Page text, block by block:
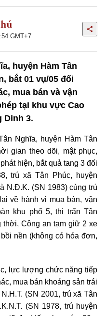
GMT+7
huyện Hàm Tân
bắt 01 vụ/05 đối
mua bán và vận
tại khu vực Cao
Dinh 3.
Nghĩa, huyện Hàm Tân
gian theo dõi, mật phục,
hiện, bắt quả tang 3 đối
trú xã Tân Phúc, huyện
N.Đ.K. (SN 1983) cùng trú
về hành vi mua bán, vận
khu phố 5, thị trấn Tân
thời, Công an tạm giữ 2 xe
nền (không có hóa đơn,
lực lượng chức năng tiếp
mua bán khoáng sản trái
(SN 2001, trú xã Tân
(SN 1978, trú huyện